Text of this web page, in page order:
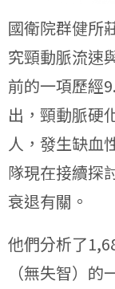
國衛院群健所
究頸動脈流速
前的一項歷經
出，頸動脈硬
人，發生缺血
隊現在接續探
衰退有關。
他們分析了
（無失智）